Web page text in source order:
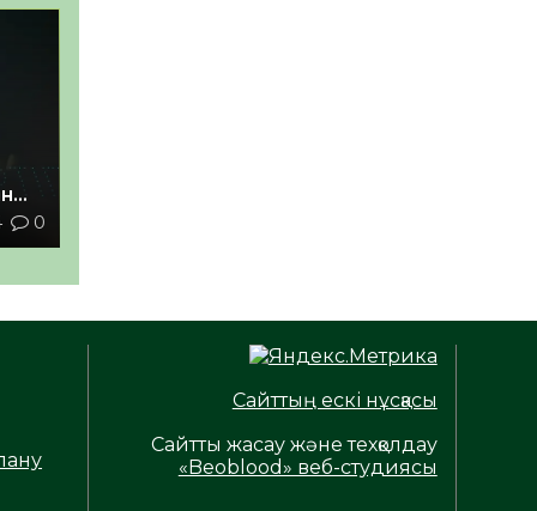
0
Сайттың ескі нұсқасы
Сайтты жасау және техқолдау
«Beoblood» веб-студиясы